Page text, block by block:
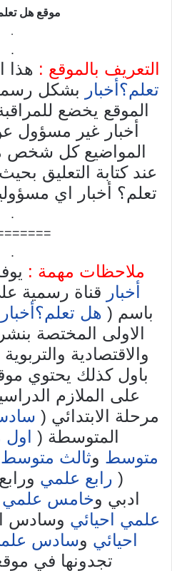
موقعهل
.
.
التعريف بالموقع : هذا
تعلم؟أخبار بشكل
الموقع يخضع
أخبار غير مسؤول
المواضيع كل
عند كتابة التعليق
تعلم؟ أخبار اي
.
.
ملاحظات مهمة :
أخبار قناة رسمية
باسم ( هل تعلم؟أخبار
الاولى المختصة
والاقتصادية
باول كذلك يحتوي
على الملازم
مرحلة الابتدائي (
المتوسطة (
متوسط وثالث متوسط
( رابع علمي
ادبي وخامس علمي
علمي احيائي وسادس
احيائي وسادس
تجدونها في